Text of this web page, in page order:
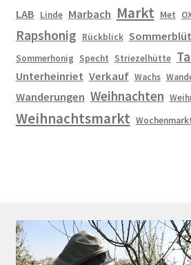
LAB Linde Marbach Markt Met
Rapshonig Rückblick
Sommerhonig Specht Striezelhütte
Unterheinriet Verkauf Wachs
Wanderungen Weihnachten
Weihnachtsmarkt